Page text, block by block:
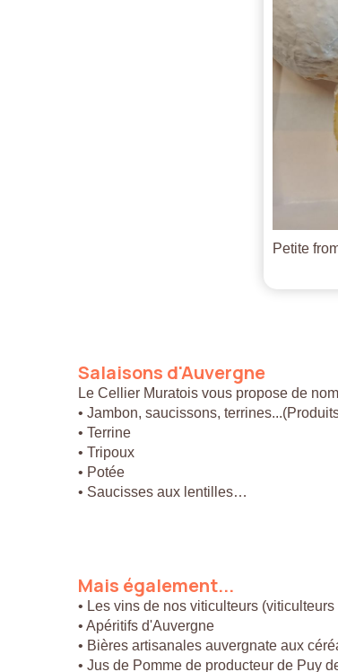
Petite
Salaisons d'Auvergne
Le Cellier Muratois vous propose de
• Jambon, saucissons,
• Terrine
• Tripoux
• Potée
• Saucisses aux lentilles…
Mais également...
• Les vins de nos viticulteurs
• Apéritifs d'Auvergne
• Bières artisanales auvergnate aux
• Jus de Pomme de producteur de Puy